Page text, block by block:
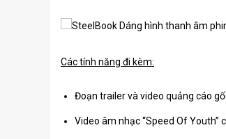
Các tính năng đi kèm:
Đoạn trailer và video quảng cáo
Video âm nhạc “Speed ​​Of Youth”